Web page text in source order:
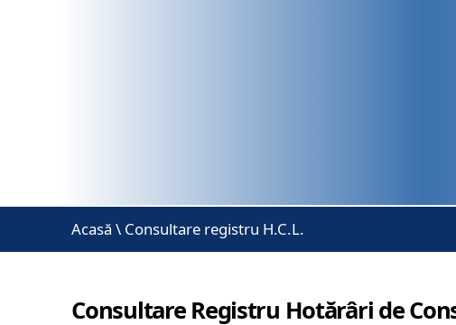
Acasă \ Consultare registru H.C.L.
Consultare Registru Hotărâri de